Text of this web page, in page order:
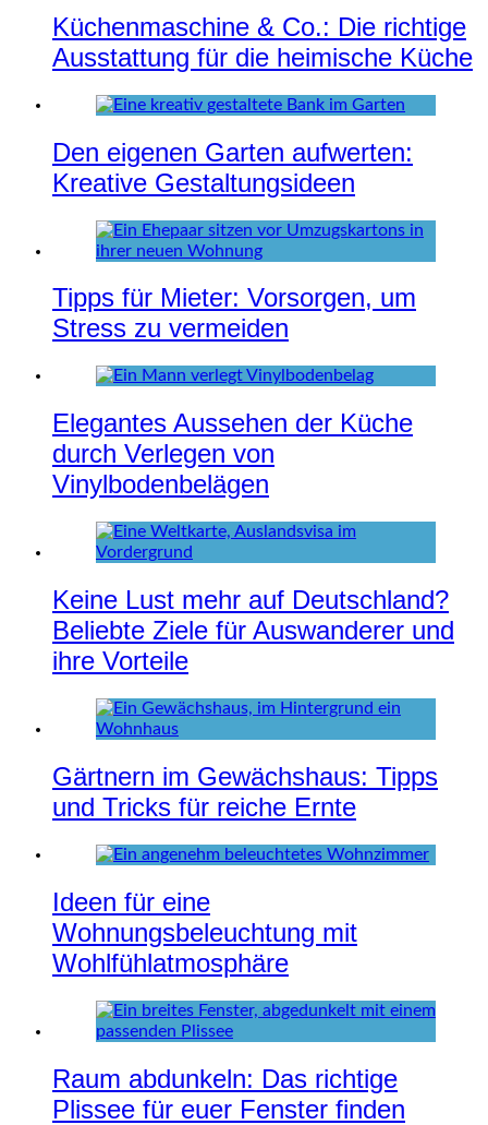
Küchenmaschine & Co.: Die richtige
Ausstattung für die heimische Küche
Den eigenen Garten aufwerten:
Kreative Gestaltungsideen
Tipps für Mieter: Vorsorgen, um
Stress zu vermeiden
Elegantes Aussehen der Küche
durch Verlegen von
Vinylbodenbelägen
Keine Lust mehr auf Deutschland?
Beliebte Ziele für Auswanderer und
ihre Vorteile
Gärtnern im Gewächshaus: Tipps
und Tricks für reiche Ernte
Ideen für eine
Wohnungsbeleuchtung mit
Wohlfühlatmosphäre
Raum abdunkeln: Das richtige
Plissee für euer Fenster finden